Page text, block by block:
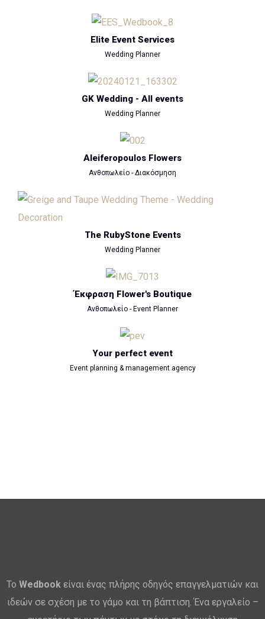
Elite Event Services
Wedding Planner
GK Wedding - All events
Wedding Planner
Aleiferopoulos Flowers
Ανθοπωλείο - Διακόσμηση
The RubyStone Events
Wedding Planner
Έκφραση Flower's Boutique
Ανθοπωλείο - Event Planner
Your perfect event
Event planning & management agency
Το Wedbook είναι ένας πλήρης οδηγός επαγγελματιών και
ιδεών σε σχέση με το γάμο και τη βάπτιση. Ένα εργαλείο –